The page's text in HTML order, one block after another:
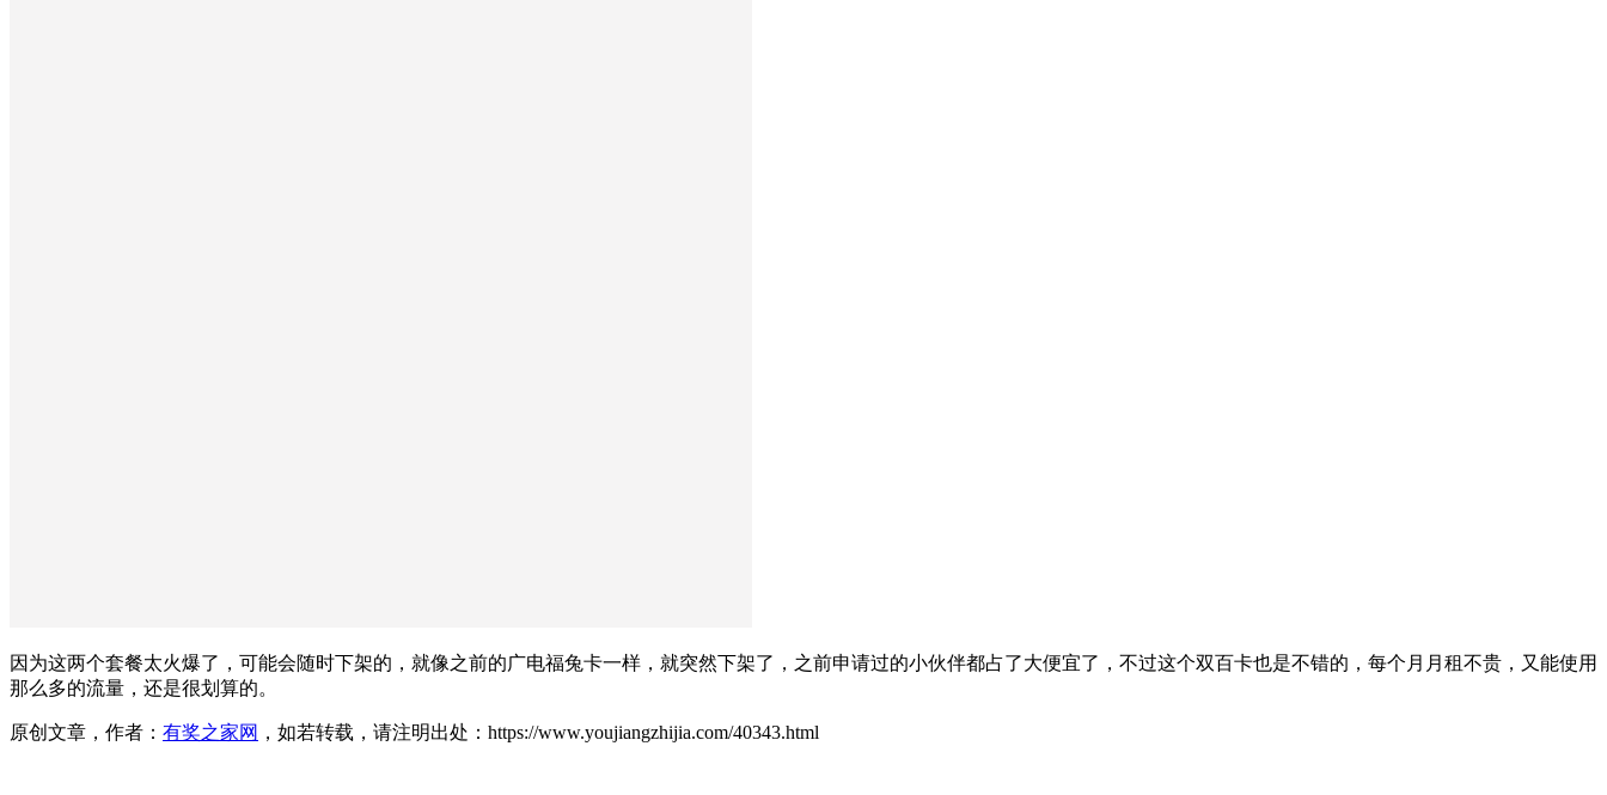
因为这两个套餐太火爆了，可能会随时下架的，就像之前的广电福兔卡一样，就突然下架了，之前申请过的小伙伴都占了大便宜了，不过这个双百卡也是不错的，每个月月租不贵，又能使用
那么多的流量，还是很划算的。
原创文章，作者： 有奖之家网 ，如若转载，请注明出处：https://www.youjiangzhijia.com/40343.html